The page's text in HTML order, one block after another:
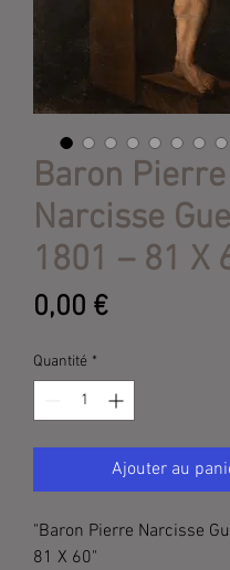
Baron Pierre
Narcisse
1801 – 81 X
0,00 €Prix
Quantité *
Ajouter au
"Baron Pierre Narcisse
81 X 60"